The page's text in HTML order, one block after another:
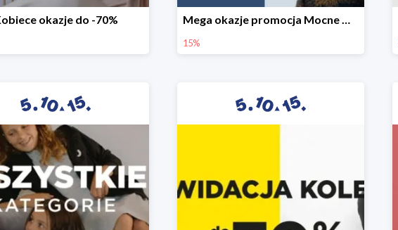
okazje do -70% Mega okazje promocja Mocne marki do -70%
15%